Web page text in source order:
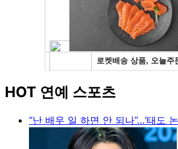
HOT 연예 스포츠
“난 배우 일 하면 안 되나”…‘태도